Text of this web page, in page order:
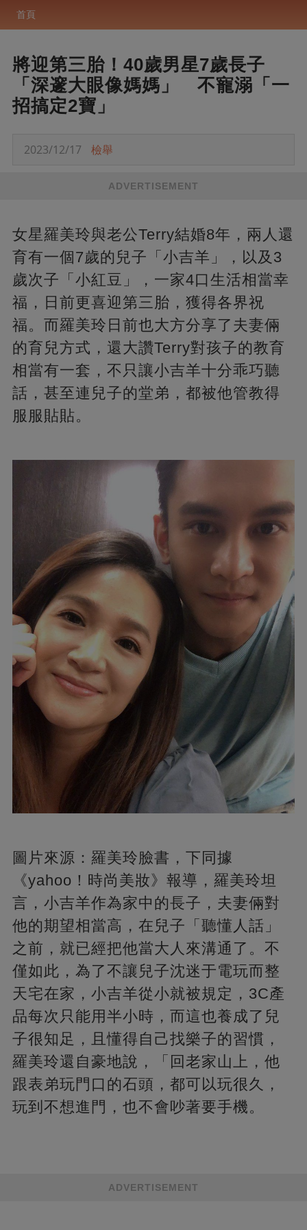
首頁
將迎第三胎！40歲男星7歲長子
「深邃大眼像媽媽」 不寵溺「一
招搞定2寶」
2023/12/17 檢舉
ADVERTISEMENT
女星羅美玲與老公Terry結婚8年，兩人還
育有一個7歲的兒子「小吉羊」，以及3
歲次子「小紅豆」，一家4口生活相當幸
福，日前更喜迎第三胎，獲得各界祝
福。而羅美玲日前也大方分享了夫妻倆
的育兒方式，還大讚Terry對孩子的教育
相當有一套，不只讓小吉羊十分乖巧聽
話，甚至連兒子的堂弟，都被他管教得
服服貼貼。
圖片來源：羅美玲臉書，下同據
《yahoo！時尚美妝》報導，羅美玲坦
言，小吉羊作為家中的長子，夫妻倆對
他的期望相當高，在兒子「聽懂人話」
之前，就已經把他當大人來溝通了。不
僅如此，為了不讓兒子沈迷于電玩而整
天宅在家，小吉羊從小就被規定，3C產
品每次只能用半小時，而這也養成了兒
子很知足，且懂得自己找樂子的習慣，
羅美玲還自豪地說，「回老家山上，他
跟表弟玩門口的石頭，都可以玩很久，
玩到不想進門，也不會吵著要手機。
ADVERTISEMENT